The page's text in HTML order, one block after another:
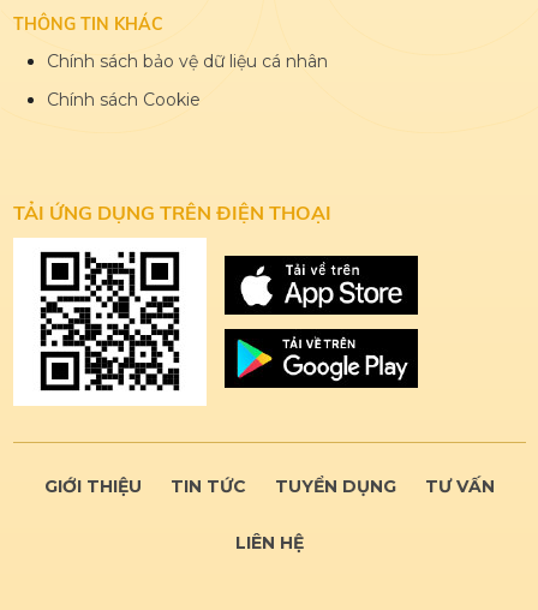
THÔNG TIN KHÁC
Chính sách bảo vệ dữ liệu cá nhân
Chính sách Cookie
TẢI ỨNG DỤNG TRÊN ĐIỆN THOẠI
GIỚI THIỆU TIN TỨC TUYỂN DỤNG TƯ VẤN
LIÊN HỆ